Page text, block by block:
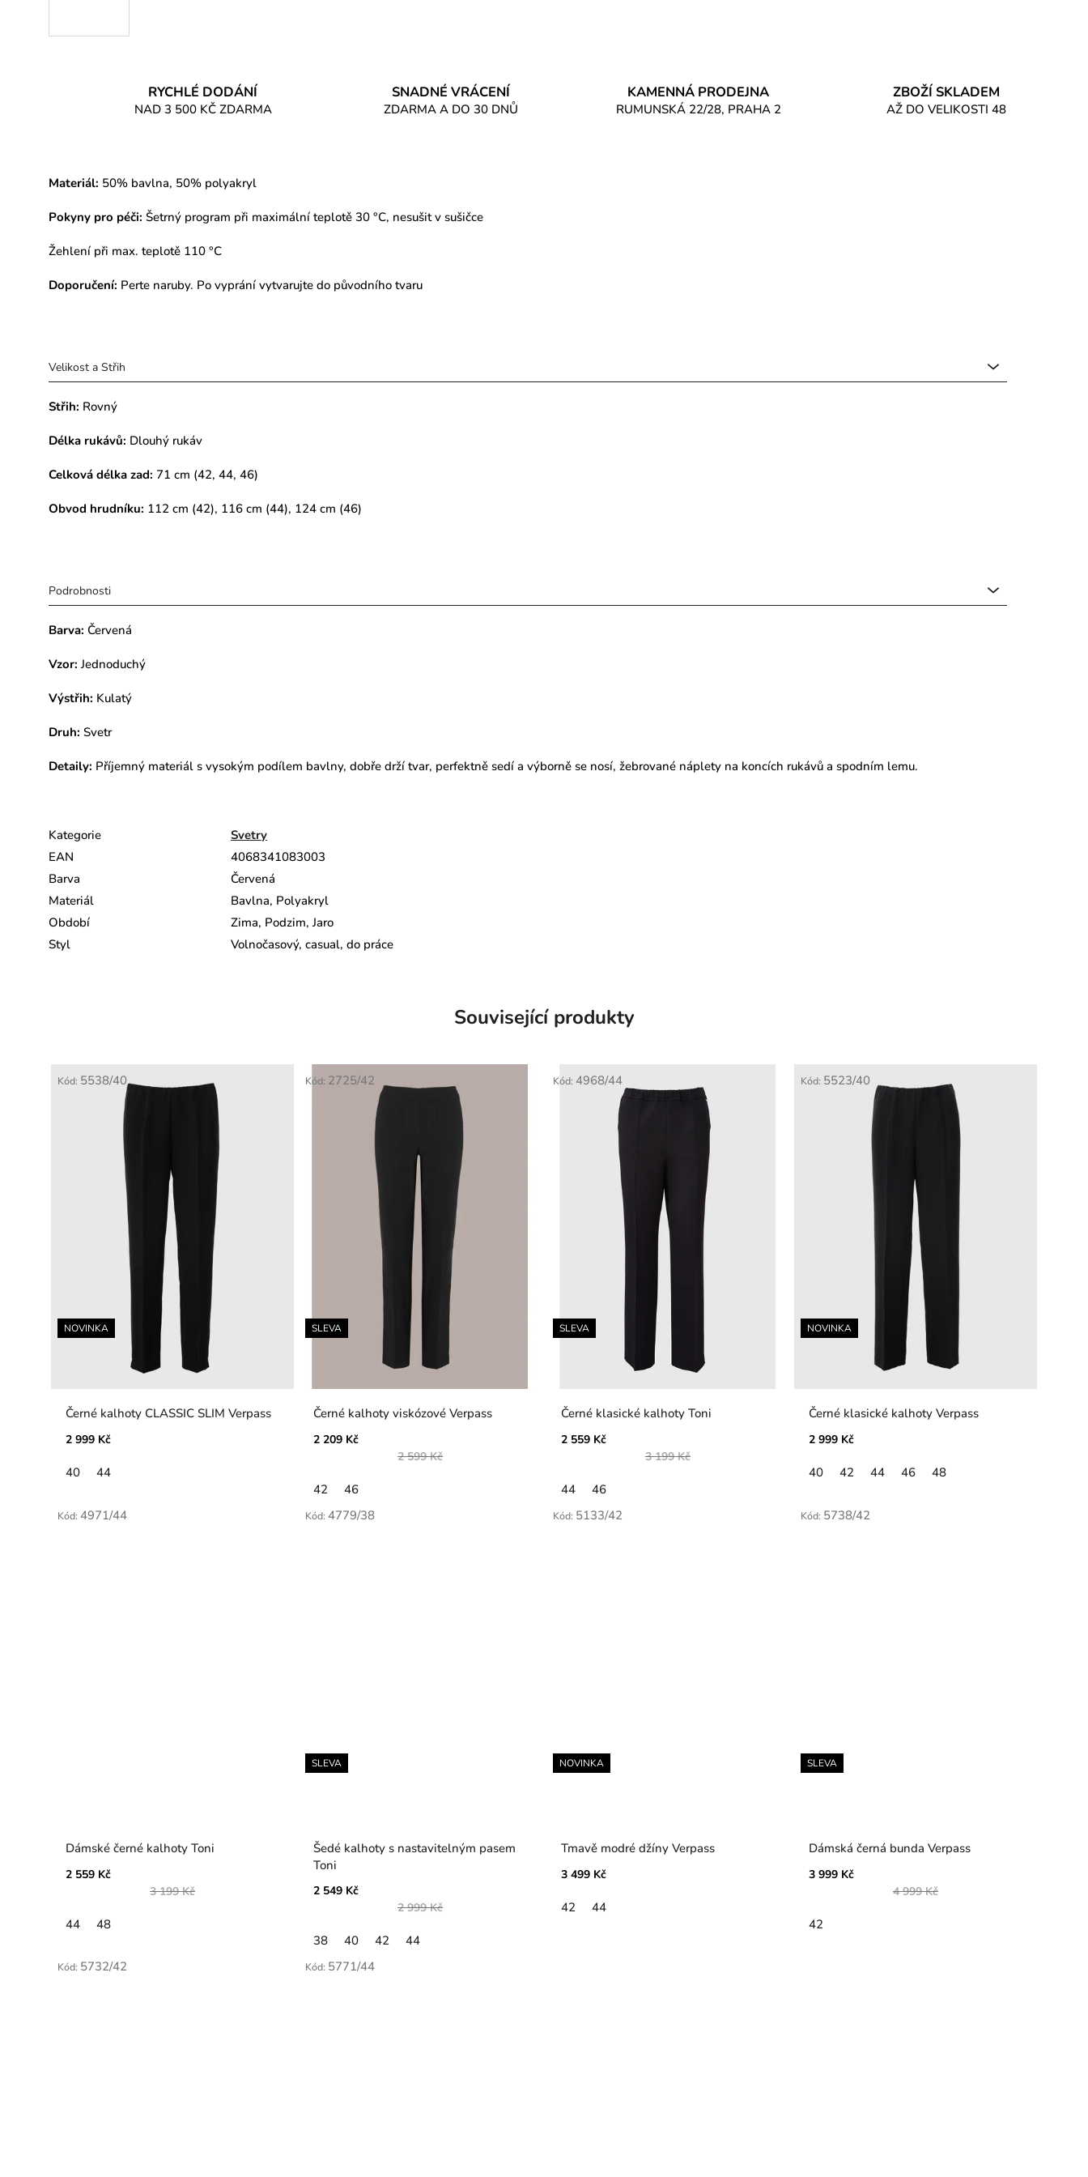
RYCHLÉ DODÁNÍ
NAD 3 500 KČ ZDARMA
SNADNÉ VRÁCENÍ
ZDARMA A DO 30 DNŮ
KAMENNÁ PRODEJNA
RUMUNSKÁ 22/28, PRAHA 2
ZBOŽÍ SKLADEM
AŽ DO VELIKOSTI 48
Materiál: 50% bavlna, 50% polyakryl
Pokyny pro péči: Šetrný program při maximální teplotě 30 °C, nesušit v sušičce
Žehlení při max. teplotě 110 °C
Doporučení: Perte naruby. Po vyprání vytvarujte do původního tvaru
Velikost a Střih
Střih: Rovný
Délka rukávů: Dlouhý rukáv
Celková délka zad: 71 cm (42, 44, 46)
Obvod hrudníku: 112 cm (42), 116 cm (44), 124 cm (46)
Podrobnosti
Barva: Červená
Vzor: Jednoduchý
Výstřih: Kulatý
Druh: Svetr
Detaily: Příjemný materiál s vysokým podílem bavlny, dobře drží tvar, perfektně sedí a výborně se nosí, žebrované náplety na koncích rukávů a spodním lemu.
Kategorie
Svetry
EAN
4068341083003
Barva
Červená
Materiál
Bavlna, Polyakryl
Období
Zima, Podzim, Jaro
Styl
Volnočasový, casual, do práce
Související produkty
NOVINKA
Černé kalhoty CLASSIC SLIM Verpass
2 999 Kč
40 44
Kód: 5538/40
SLEVA
Černé kalhoty viskózové Verpass
2 209 Kč
2 599 Kč
42 46
Kód: 2725/42
SLEVA
Černé klasické kalhoty Toni
2 559 Kč
3 199 Kč
44 46
Kód: 4968/44
NOVINKA
Černé klasické kalhoty Verpass
2 999 Kč
40 42 44 46 48
Kód: 5523/40
Dámské černé kalhoty Toni
2 559 Kč
3 199 Kč
44 48
Kód: 4971/44
SLEVA
Šedé kalhoty s nastavitelným pasem
Toni
2 549 Kč
2 999 Kč
38 40 42 44
Kód: 4779/38
NOVINKA
Tmavě modré džíny Verpass
3 499 Kč
42 44
Kód: 5133/42
SLEVA
Dámská černá bunda Verpass
3 999 Kč
4 999 Kč
42
Kód: 5738/42
Kód: 5732/42 Kód: 5771/44